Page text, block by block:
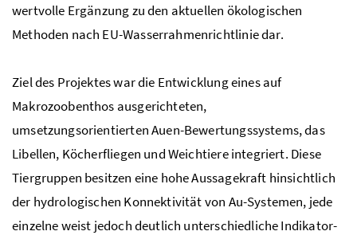
wertvolle Ergänzung zu den aktuellen ökologischen
Methoden nach EU-Wasserrahmenrichtlinie dar.
Ziel des Projektes war die Entwicklung eines auf
Makrozoobenthos ausgerichteten,
umsetzungsorientierten Auen-Bewertungssystems, das
Libellen, Köcherfliegen und Weichtiere integriert. Diese
Tiergruppen besitzen eine hohe Aussagekraft hinsichtlich
der hydrologischen Konnektivität von Au-Systemen, jede
einzelne weist jedoch deutlich unterschiedliche Indikator-